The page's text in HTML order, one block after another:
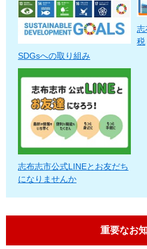
SDGsへの取り組み
志
税
志布志市公式LINEとお友だち
になりませんか
重要なお